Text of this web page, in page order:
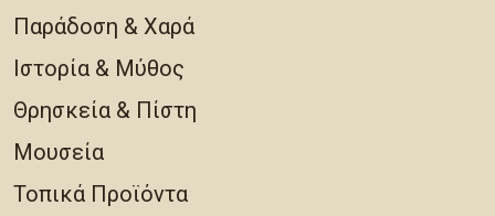
Παράδοση & Χαρά
Ιστορία & Μύθος
Θρησκεία & Πίστη
Μουσεία
Τοπικά Προϊόντα